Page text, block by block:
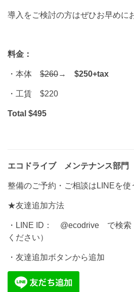
導入をご検討の方はぜひお早めに
料金：
・本体 $260→ $250+tax
・工賃 $220
Total $495
エコドライブ メンテナンス部門
整備のご予約・ご相談はLINEを使
★友達追加方法
・LINE ID： @ecodrive で検索
ください）
・友達追加ボタンから追加